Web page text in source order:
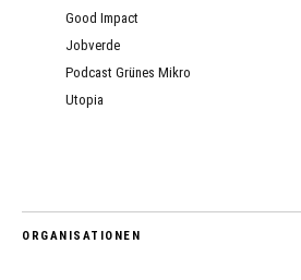
Good Impact
Jobverde
Podcast Grünes Mikro
Utopia
ORGANISATIONEN